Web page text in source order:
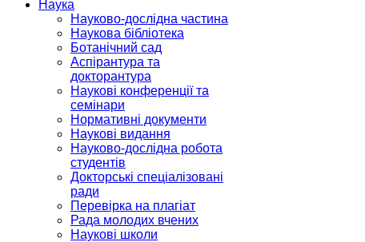
Наука
Науково-дослідна частина
Наукова бібліотека
Ботанічний сад
Аспірантура та
докторантура
Наукові конференції та
семінари
Нормативні документи
Наукові видання
Науково-дослідна робота
студентів
Докторські спеціалізовані
ради
Перевірка на плагіат
Рада молодих вчених
Наукові школи